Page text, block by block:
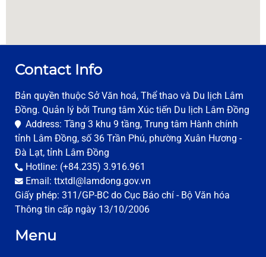
Detail
Thanh Thuy
186 Bui Thi Xuan, Ward 2, Da Lat City
0263 3823151
Detail
Huy Hung
34 Ngo Quyen Street, Ward 6, Da Lat City
0263 3835598
Contact Info
Bản quyền thuộc Sở Văn hoá, Thể thao và Du lịch Lâm
Đồng. Quản lý bởi Trung tâm Xúc tiến Du lịch Lâm Đồng
Address: Tầng 3 khu 9 tầng, Trung tâm Hành chính
tỉnh Lâm Đồng, số 36 Trần Phú, phường Xuân Hương -
Đà Lạt, tỉnh Lâm Đồng
Hotline: (+84.235) 3.916.961
Email: ttxtdl@lamdong.gov.vn
Giấy phép: 311/GP-BC do Cục Báo chí - Bộ Văn hóa
Thông tin cấp ngày 13/10/2006
Menu